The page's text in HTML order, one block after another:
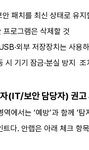
패치를 최신 상태로 유지
프로그램은 삭제할 것
외부 저장장치는 사용
시 기기 잠금·분실 방지
(IT/보안 담당자) 권고
역에서는 ‘예방’과 함께 ‘
트다. 안랩은 아래 체크 항